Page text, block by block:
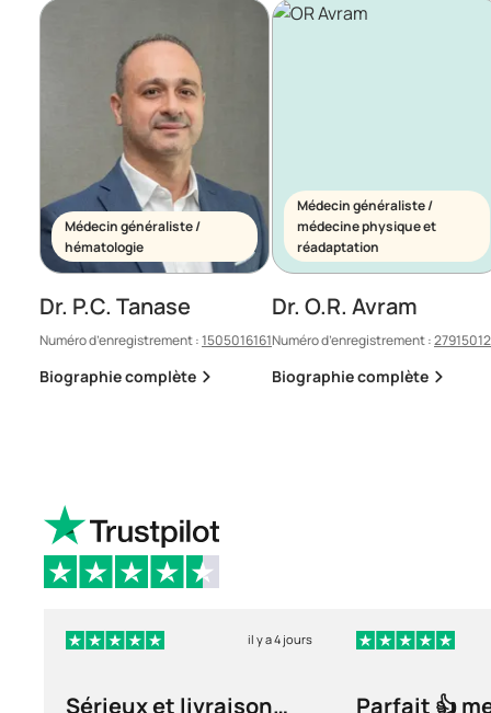
Médecin généraliste /
hématologie
Dr. P.C. Tanase
Numéro d’enregistrement :1505016161
Biographie complète
Médecin généraliste /
médecine physique et
réadaptation
Dr. O.R. Avram
Numéro d’enregistrement :
Biographie complète
il y a 4 jours
Sérieux et livraison
Parfait 👍